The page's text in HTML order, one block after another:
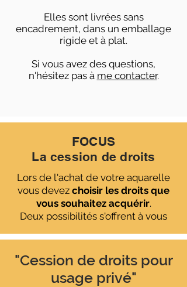
Elles sont livrées sans
encadrement, dans un emballage
rigide et à plat.
Si vous avez des questions,
n'hésitez pas à me contacter.
FOCUS
La cession de droits
Lors de l'achat de votre aquarelle
vous devez choisir les droits que
vous souhaitez acquérir.
Deux possibilités s'offrent à vous
"Cession de droits pour
usage privé"